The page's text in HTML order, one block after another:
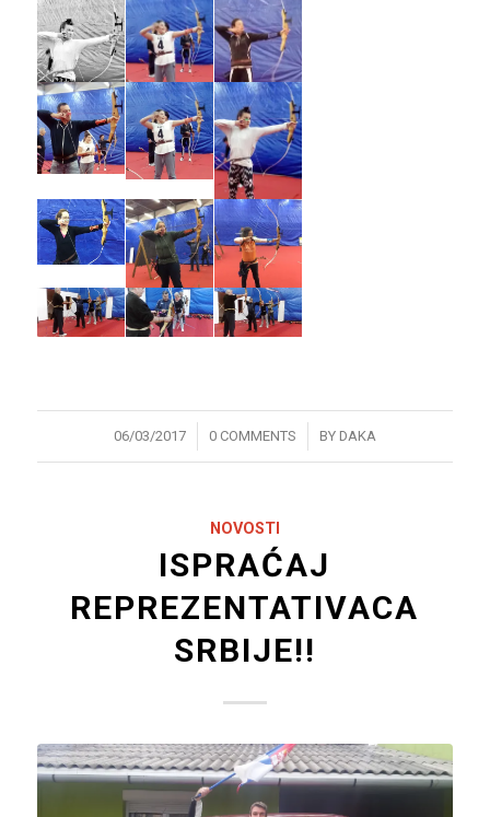
06/03/2017
/ 0 COMMENTS
/ BY DAKA
NOVOSTI
ISPRAĆAJ
REPREZENTATIVACA
SRBIJE!!